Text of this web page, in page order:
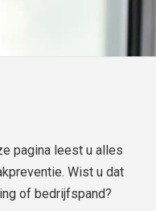
pagina leest u alles
Wist u dat
of bedrijfspand?